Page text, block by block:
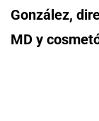
González,
MD y